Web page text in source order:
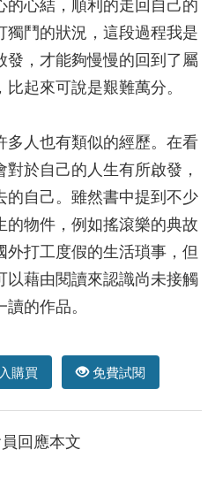
的心結，順利的走回自己的
獨鬥的狀況，這段過程我是
發，才能夠慢慢的回到了屬
起來可說是艱難萬分。
人也有類似的經歷。在看
於自己的人生有所啟發，
的自己。雖然書中提到不少
的物件，例如搖滾樂的典故
外打工度假的生活瑣事，但
以藉由閱讀來認識尚未接觸
的作品。
購買 免費試閱
回應本文